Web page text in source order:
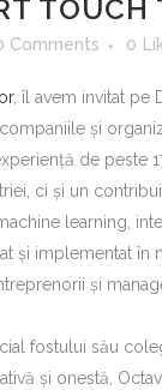
TOUCH
Comments 0
, îl avem invitat pe
și
de peste
ci și un
learning,
și implementat
și
fostului său
și onestă,